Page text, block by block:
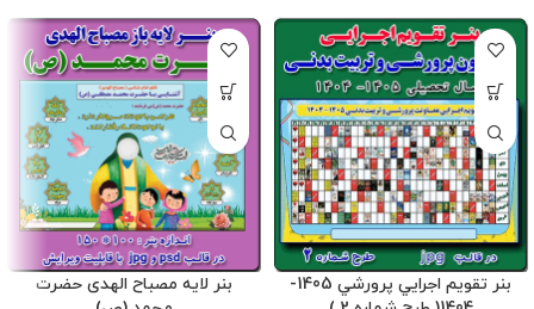
بنر تقويم اجرايي پرورشي 1405-
بنر لایه مصباح الهدی حضرت